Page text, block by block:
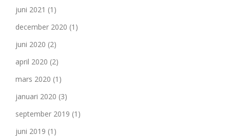
juni 2021 (1)
december 2020 (1)
juni 2020 (2)
april 2020 (2)
mars 2020 (1)
januari 2020 (3)
september 2019 (1)
juni 2019 (1)